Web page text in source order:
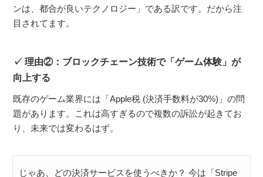
ンは、都合が良いテクノロジー」である訳です。だから注
目されてます。
理由②：ブロックチェーン技術で「ゲーム体験」が
向上する
既存のゲーム業界には「Apple税 (決済手数料が30%)」の問
題があります。これは高すぎるので複数の訴訟が起きてお
り、未来では変わるはず。
じゃあ、どの決済サービスを使うべきか？ 今は「Stripe